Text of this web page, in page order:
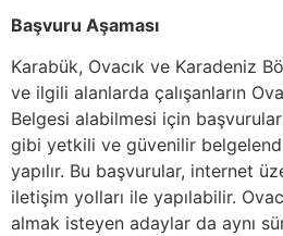
Başvuru Aşaması
Karabük, Ovacık ve Karadeniz
ve ilgili alanlarda çalışanların
Belgesi alabilmesi için
gibi yetkili ve güvenilir
yapılır. Bu başvurular, internet
iletişim yolları ile yapılabilir.
almak isteyen adaylar da aynı